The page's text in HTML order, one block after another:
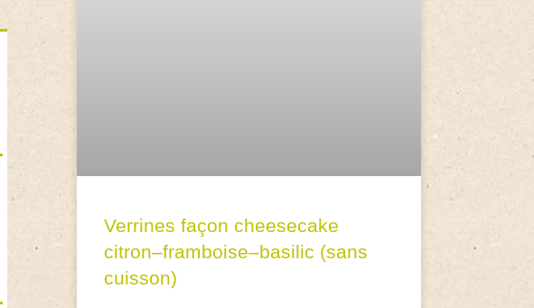
Verrines façon cheesecake
citron–framboise–basilic (sans
cuisson)